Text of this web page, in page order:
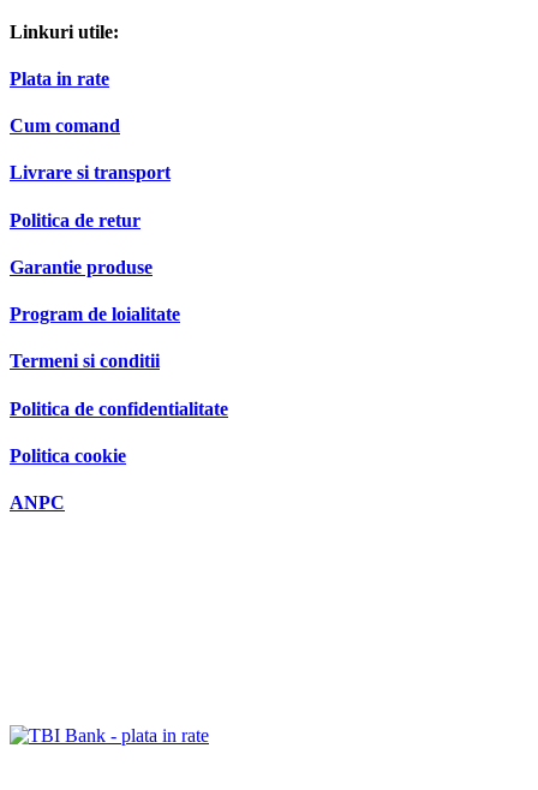
Linkuri utile:
Plata in rate
Cum comand
Livrare si transport
Politica de retur
Garantie produse
Program de loialitate
Termeni si conditii
Politica de confidentialitate
Politica cookie
ANPC